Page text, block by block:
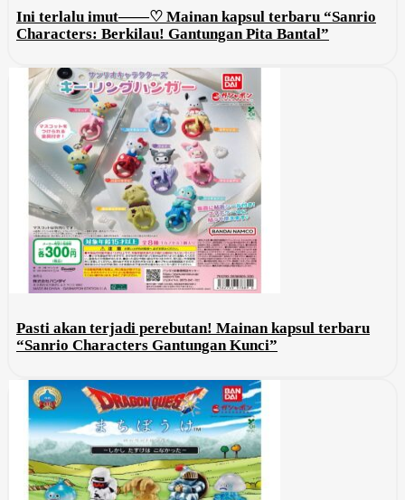
Ini terlalu imut——♡ Mainan kapsul terbaru “Sanrio
Characters: Berkilau! Gantungan Pita Bantal”
Pasti akan terjadi perebutan! Mainan kapsul terbaru
“Sanrio Characters Gantungan Kunci”